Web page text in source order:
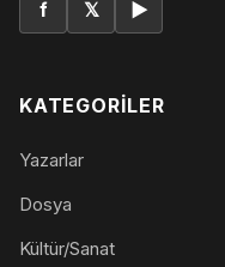
f 𝕏 ▶
KATEGORILER
Yazarlar
Dosya
Kültür/Sanat